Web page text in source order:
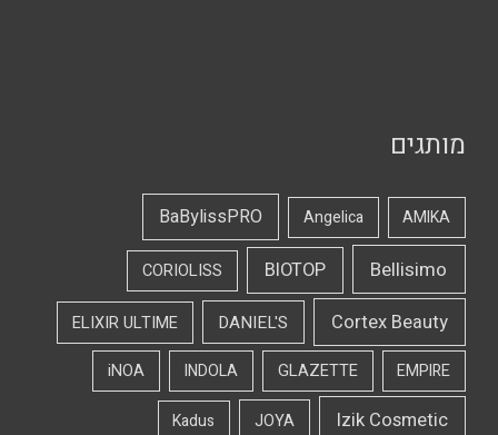
מותגים
AMIKA
Angelica
BaBylissPRO
Bellisimo
BIOTOP
CORIOLISS
Cortex Beauty
DANIEL'S
ELIXIR ULTIME
EMPIRE
GLAZETTE
INDOLA
iNOA
Izik Cosmetic
JOYA
Kadus